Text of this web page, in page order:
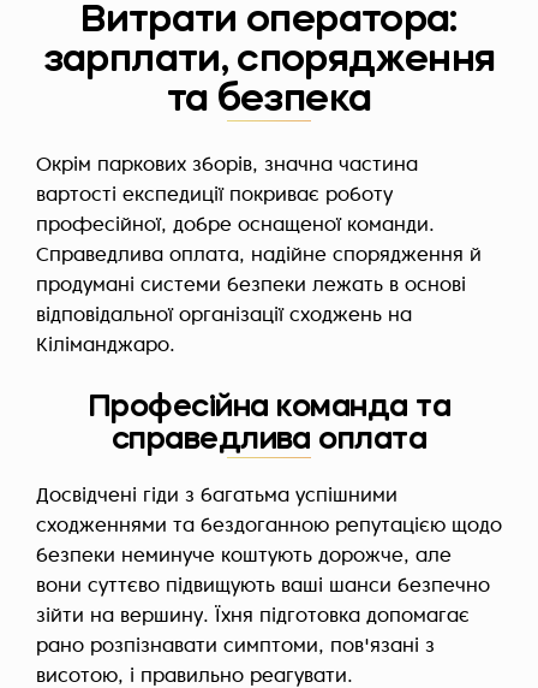
Витрати оператора:
зарплати, спорядження
та безпека
Окрім паркових зборів, значна частина
вартості експедиції покриває роботу
професійної, добре оснащеної команди.
Справедлива оплата, надійне спорядження й
продумані системи безпеки лежать в основі
відповідальної організації сходжень на
Кіліманджаро.
Професійна команда та
справедлива оплата
Досвідчені гіди з багатьма успішними
сходженнями та бездоганною репутацією щодо
безпеки неминуче коштують дорожче, але
вони суттєво підвищують ваші шанси безпечно
зійти на вершину. Їхня підготовка допомагає
рано розпізнавати симптоми, пов'язані з
висотою, і правильно реагувати.